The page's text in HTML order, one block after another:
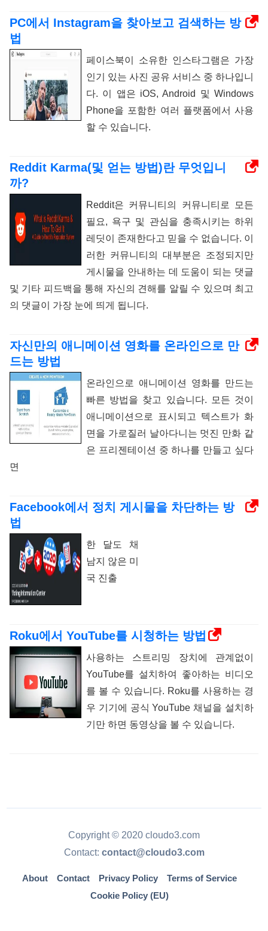
PC에서 Instagram을 찾아보고 검색하는 방
법
페이스북이 소유한 인스타그램은 가장
인기 있는 사진 공유 서비스 중 하나입니
다. 이 앱은 iOS, Android 및 Windows
Phone을 포함한 여러 플랫폼에서 사용
할 수 있습니다.
Reddit Karma(및 얻는 방법)란 무엇입니
까?
Reddit은 커뮤니티의 커뮤니티로 모든
필요, 욕구 및 관심을 충족시키는 하위
레딧이 존재한다고 믿을 수 없습니다. 이
러한 커뮤니티의 대부분은 조정되지만
게시물을 안내하는 데 도움이 되는 댓글
및 기타 피드백을 통해 자신의 견해를 알릴 수 있으며 최고
의 댓글이 가장 눈에 띄게 됩니다.
자신만의 애니메이션 영화를 온라인으로 만
드는 방법
온라인으로 애니메이션 영화를 만드는
빠른 방법을 찾고 있습니다. 모든 것이
애니메이션으로 표시되고 텍스트가 화
면을 가로질러 날아다니는 멋진 만화 같
은 프리젠테이션 중 하나를 만들고 싶다
면
Facebook에서 정치 게시물을 차단하는 방
법
한 달도 채
남지 않은 미
국 진출
Roku에서 YouTube를 시청하는 방법
사용하는 스트리밍 장치에 관계없이
YouTube를 설치하여 좋아하는 비디오
를 볼 수 있습니다. Roku를 사용하는 경
우 기기에 공식 YouTube 채널을 설치하
기만 하면 동영상을 볼 수 있습니다.
Copyright © 2020 cloudo3.com
Contact: contact@cloudo3.com
About Contact Privacy Policy
Terms of Service
Cookie Policy (EU)